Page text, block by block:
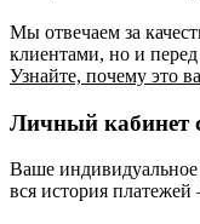
Мы отвечаем за
клиентами, но и
Узнайте, почему это
Личный кабинет
Ваше индивидуальное
вся история